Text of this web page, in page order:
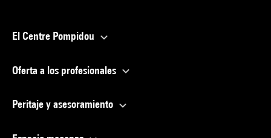
El Centre Pompidou
Oferta a los profesionales
Peritaje y asesoramiento